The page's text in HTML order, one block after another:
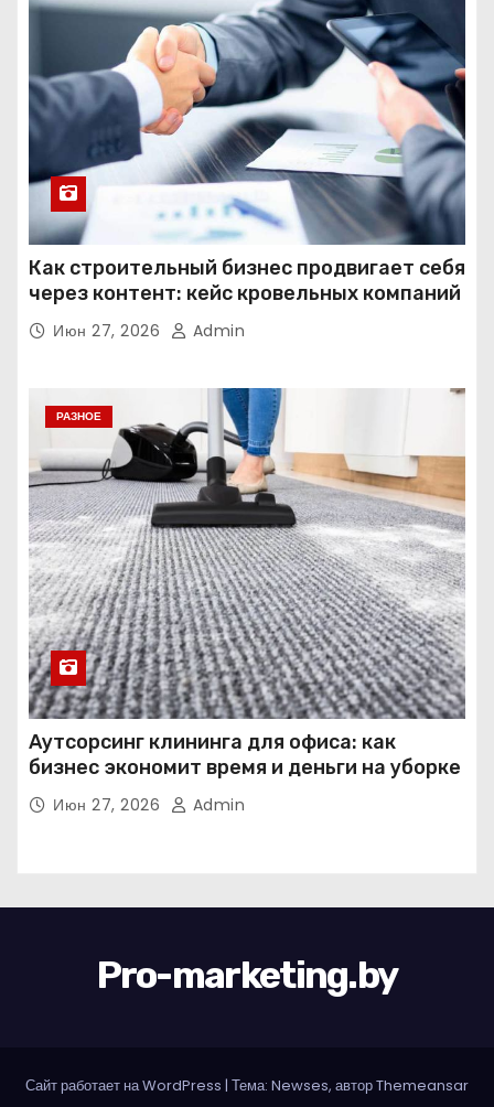
Как строительный бизнес продвигает себя
через контент: кейс кровельных компаний
Июн 27, 2026 Admin
РАЗНОЕ
Аутсорсинг клининга для офиса: как
бизнес экономит время и деньги на уборке
Июн 27, 2026 Admin
Pro-marketing.by
Сайт работает на WordPress | Тема: Newses, авторThemeansar